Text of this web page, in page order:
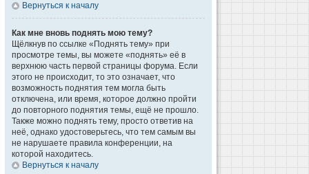
Вернуться к началу
Как мне вновь поднять мою тему?
Щёлкнув по ссылке «Поднять тему» при
просмотре темы, вы можете «поднять» её в
верхнюю часть первой страницы форума. Если
этого не происходит, то это означает, что
возможность поднятия тем могла быть
отключена, или время, которое должно пройти
до повторного поднятия темы, ещё не прошло.
Также можно поднять тему, просто ответив на
неё, однако удостоверьтесь, что тем самым вы
не нарушаете правила конференции, на
которой находитесь.
Вернуться к началу